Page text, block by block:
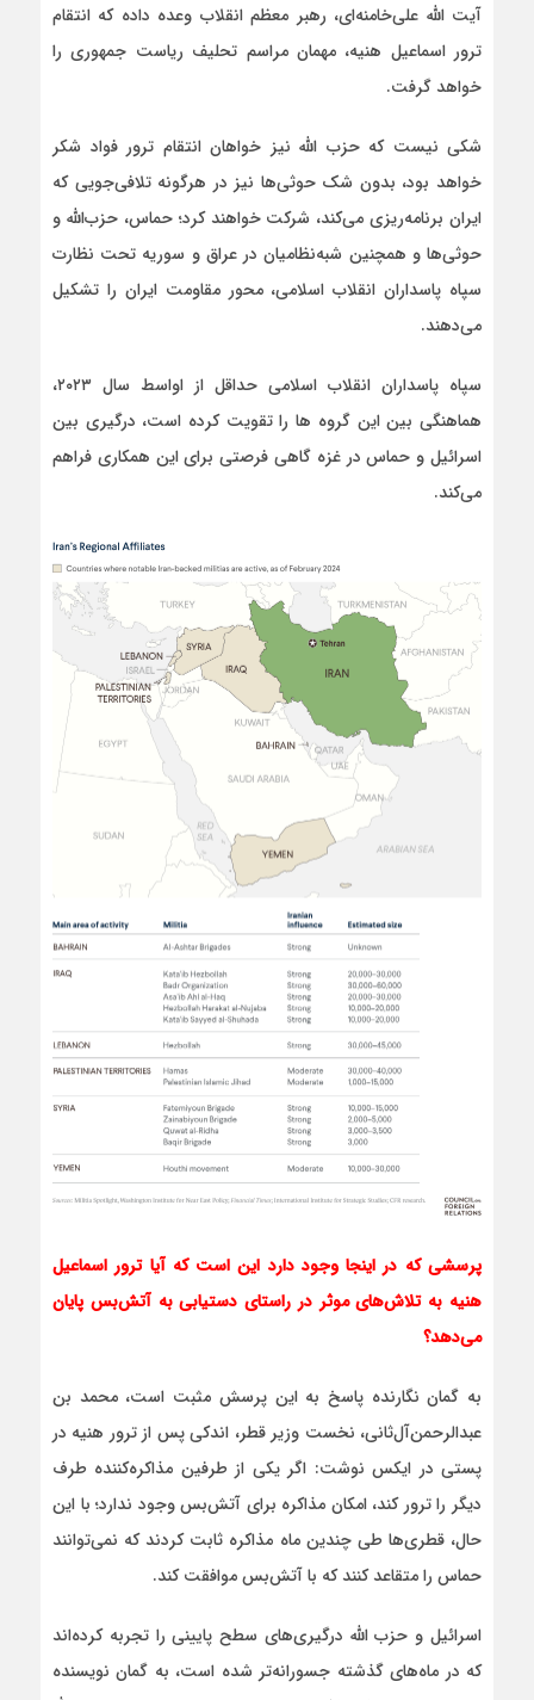
آیت‌ الله علی‌خامنه‌ای، رهبر معظم انقلاب وعده داده که انتقام
ترور اسماعیل هنیه، مهمان مراسم تحلیف ریاست جمهوری را
خواهد گرفت.
شکی نیست که حزب الله نیز خواهان انتقام ترور فواد شکر
خواهد بود، بدون شک حوثی‌ها نیز در هرگونه تلافی‌جویی که
ایران برنامه‌ریزی می‌کند، شرکت خواهند کرد؛ حماس، حزب‌الله و
حوثی‌ها و همچنین شبه‌نظامیان در عراق و سوریه تحت نظارت
سپاه پاسداران انقلاب اسلامی، محور مقاومت ایران را تشکیل
می‌دهند.
سپاه پاسداران انقلاب اسلامی حداقل از اواسط سال ۲۰۲۳،
هماهنگی بین این گروه ها را تقویت کرده است، درگیری بین
اسرائیل و حماس در غزه گاهی فرصتی برای این همکاری فراهم
می‌کند.
پرسشی که در اینجا وجود دارد این است که آیا ترور اسماعیل
هنیه به تلاش‌های موثر در راستای دستیابی به آتش‌بس پایان
می‌دهد؟
به گمان نگارنده پاسخ به این پرسش مثبت است، محمد بن
عبدالرحمن‌آل‌ثانی، نخست وزیر قطر، اندکی پس از ترور هنیه در
پستی در ایکس نوشت: اگر یکی از طرفین مذاکره‌کننده طرف
دیگر را ترور کند، امکان مذاکره برای آتش‌بس وجود ندارد؛ با این
حال، قطری‌ها طی چندین ماه مذاکره ثابت کردند که نمی‌توانند
حماس را متقاعد کنند که با آتش‌بس موافقت کند.
اسرائیل و حزب الله درگیری‌های سطح پایینی را تجربه کرده‌اند
که در ماه‌های گذشته جسورانه‌تر شده است، به گمان نویسنده